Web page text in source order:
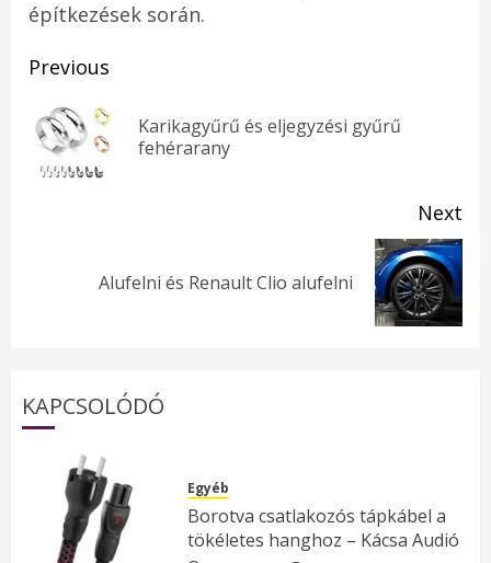
építkezések során.
Post
navigation
Previous
Karikagyűrű és eljegyzési gyűrű
fehérarany
Next
Alufelni és Renault Clio alufelni
KAPCSOLÓDÓ
Egyéb
Borotva csatlakozós tápkábel a
tökéletes hanghoz – Kácsa Audió